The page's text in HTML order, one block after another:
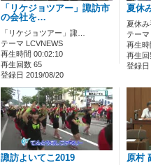
「リケジョツアー」諏訪市
の会社を…
「リケジョツアー」諏…
テーマ LCVNEWS
再生時間 00:02:10
再生回数 65
登録日 2019/08/20
夏休
夏休
テーマ
再生時
再生回
登録日
諏訪よいてこ2019 原村